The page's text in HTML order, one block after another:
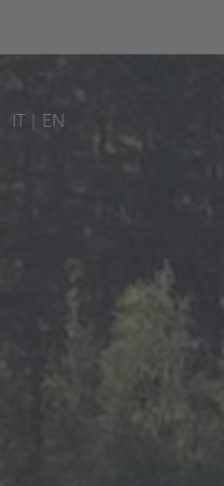
IT EN